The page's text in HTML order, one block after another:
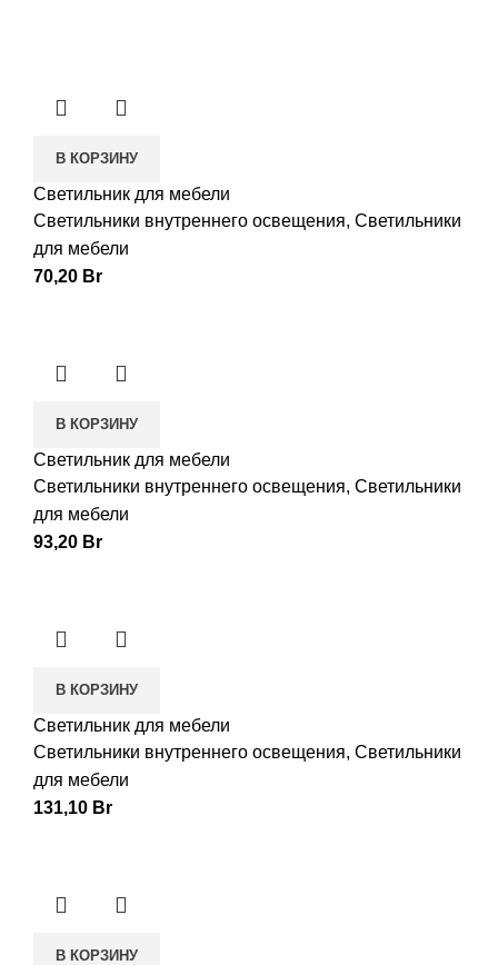
В КОРЗИНУ
Светильник для мебели
Светильники внутреннего освещения, Светильники
для мебели
70,20 Br
В КОРЗИНУ
Светильник для мебели
Светильники внутреннего освещения, Светильники
для мебели
93,20 Br
В КОРЗИНУ
Светильник для мебели
Светильники внутреннего освещения, Светильники
для мебели
131,10 Br
В КОРЗИНУ